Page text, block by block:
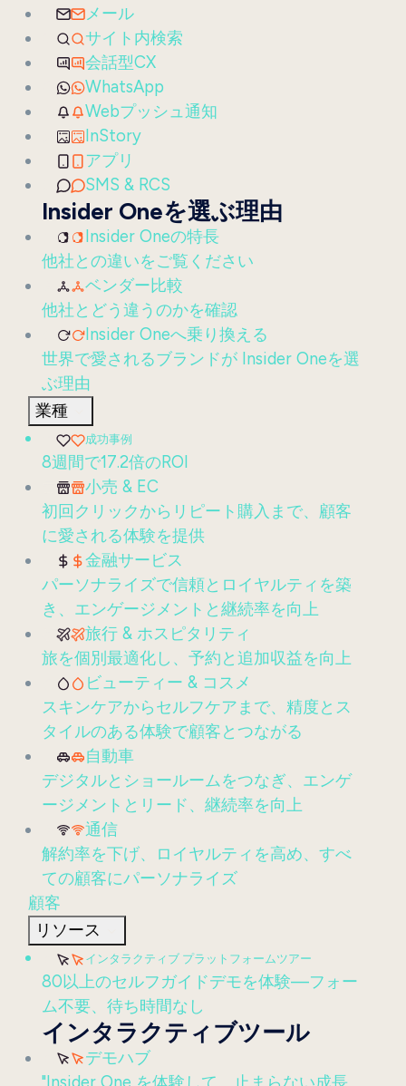
メール
サイト内検索
会話型CX
WhatsApp
Webプッシュ通知
InStory
アプリ
SMS & RCS
Insider Oneを選ぶ理由
Insider Oneの特長
他社との違いをご覧ください
ベンダー比較
他社とどう違うのかを確認
Insider Oneへ乗り換える
世界で愛されるブランドが Insider Oneを選
ぶ理由
業種
成功事例
8週間で17.2倍のROI
小売 & EC
初回クリックからリピート購入まで、顧客
に愛される体験を提供
金融サービス
パーソナライズで信頼とロイヤルティを築
き、エンゲージメントと継続率を向上
旅行 & ホスピタリティ
旅を個別最適化し、予約と追加収益を向上
ビューティー & コスメ
スキンケアからセルフケアまで、精度とス
タイルのある体験で顧客とつながる
自動車
デジタルとショールームをつなぎ、エンゲ
ージメントとリード、継続率を向上
通信
解約率を下げ、ロイヤルティを高め、すべ
ての顧客にパーソナライズ
顧客
リソース
インタラクティブ プラットフォームツアー
80以上のセルフガイドデモを体験—フォー
ム不要、待ち時間なし
インタラクティブツール
デモハブ